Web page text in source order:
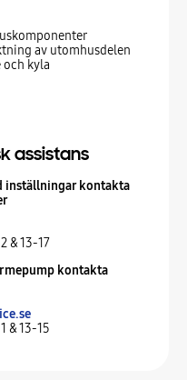
av utomhusdelen
kyla
assistans
inställningar kontakta
& 13-17
kontakta
& 13-15